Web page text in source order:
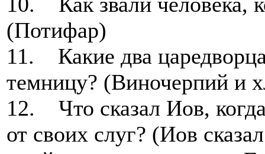
(Потифар)
11. Какие два
темницу? (Виночерпий и
12. Что сказал Иов,
от своих слуг? (Иов